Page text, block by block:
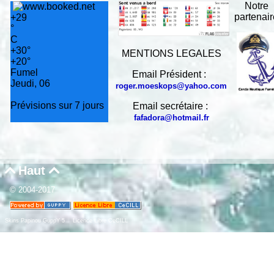
+29
°
C
+30°
+20°
Fumel
Jeudi, 06
Prévisions sur 7 jours
MENTIONS LEGALES
Email Président :
roger.moeskops@yahoo.com
Email secrétaire :
fafadora@hotmail.fr
Notre
Haut 
© 2004-2017
Skins Papinou GuppY 5 Licence Libre CeCILL